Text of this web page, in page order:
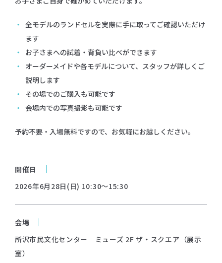
全モデルのランドセルを実際に手に取ってご確認いただけ
ます
お子さまへの試着・背負い比べができます
オーダーメイドや各モデルについて、スタッフが詳しくご
説明します
その場でのご購入も可能です
会場内での写真撮影も可能です
予約不要・入場無料ですので、お気軽にお越しください。
開催日
2026年6月28日(日) 10:30～15:30
会場
所沢市民文化センター ミューズ 2F ザ・スクエア（展示
室）